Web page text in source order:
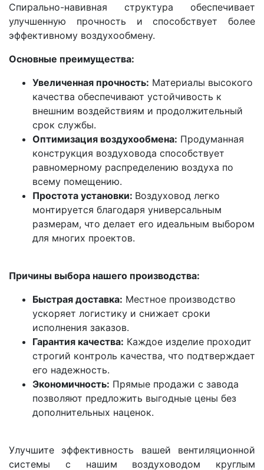
Спирально-навивная структура обеспечивает
улучшенную прочность и способствует более
эффективному воздухообмену.
Основные преимущества:
Увеличенная прочность: Материалы высокого
качества обеспечивают устойчивость к
внешним воздействиям и продолжительный
срок службы.
Оптимизация воздухообмена: Продуманная
конструкция воздуховода способствует
равномерному распределению воздуха по
всему помещению.
Простота установки: Воздуховод легко
монтируется благодаря универсальным
размерам, что делает его идеальным выбором
для многих проектов.
Причины выбора нашего производства:
Быстрая доставка: Местное производство
ускоряет логистику и снижает сроки
исполнения заказов.
Гарантия качества: Каждое изделие проходит
строгий контроль качества, что подтверждает
его надежность.
Экономичность: Прямые продажи с завода
позволяют предложить выгодные цены без
дополнительных наценок.
Улучшите эффективность вашей вентиляционной
системы с нашим воздуховодом круглым